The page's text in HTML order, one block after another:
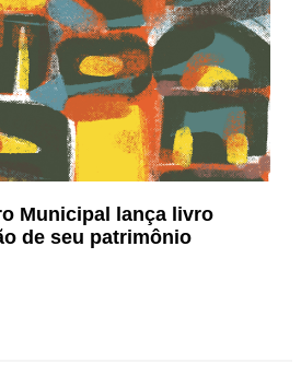
Municipal lança livro
de seu patrimônio